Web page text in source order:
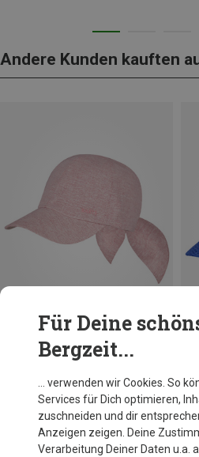
Andere Kunden kauften
Du sparst 34%
Für Deine
Bergzeit...
… verwenden wir Cookies. So
Services für Dich optimieren,
zuschneiden und dir
Anzeigen zeigen. Deine
Verarbeitung Deiner Daten u.a.